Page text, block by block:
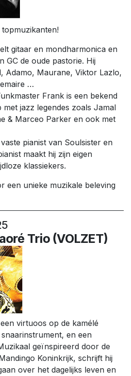
gitaar en mondharmonica en
GC de oude pastorie. Hij
Adamo, Maurane, Viktor Lazlo,
…
Frank is een bekend
jazz legendes zoals Jamal
& Marceo Parker en ook met
pianist van Soulsister en
maakt hij zijn eigen
klassiekers.
een unieke muzikale beleving
Trio (VOLZET)
virtuoos op de kamélé
en een
geïnspireerd door de
Koninkrijk, schrijft hij
over het dagelijks leven en